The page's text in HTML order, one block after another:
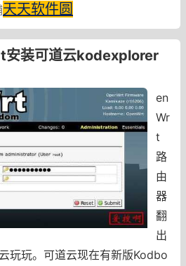
天天软件圆
装可道云kodexplorer
en
Wr
t
路
由
器
翻
出
玩玩。可道云现在有新版Kodbo